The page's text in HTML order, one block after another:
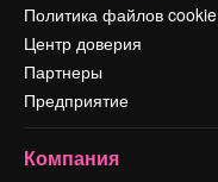
Политика файлов cookie
Центр доверия
Партнеры
Предприятие
Компания